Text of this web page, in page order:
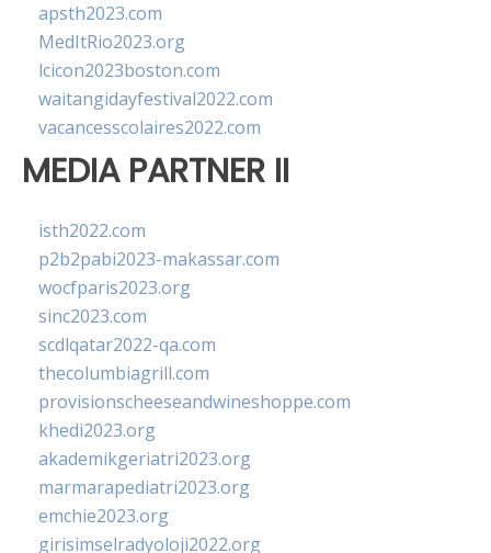
apsth2023.com
MedItRio2023.org
lcicon2023boston.com
waitangidayfestival2022.com
vacancesscolaires2022.com
MEDIA PARTNER II
isth2022.com
p2b2pabi2023-makassar.com
wocfparis2023.org
sinc2023.com
scdlqatar2022-qa.com
thecolumbiagrill.com
provisionscheeseandwineshoppe.com
khedi2023.org
akademikgeriatri2023.org
marmarapediatri2023.org
emchie2023.org
girisimselradyoloji2022.org